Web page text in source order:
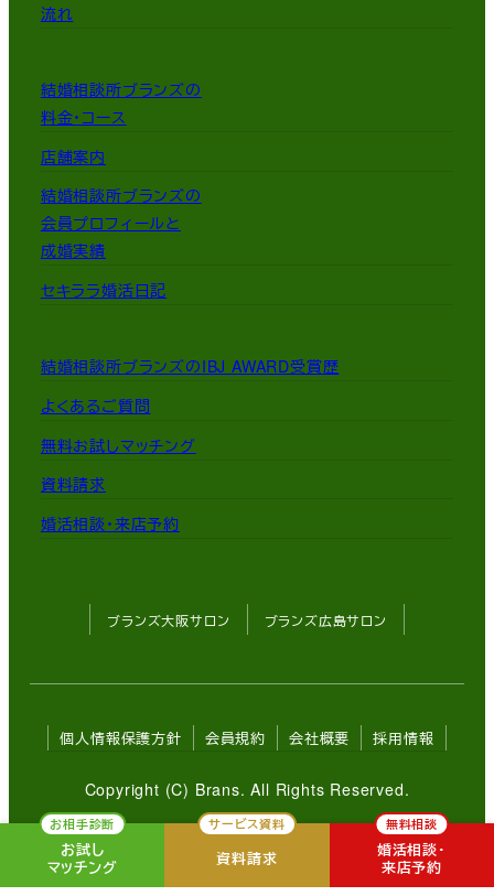
流れ
結婚相談所ブランズの
料金・コース
店舗案内
結婚相談所ブランズの
会員プロフィールと
成婚実績
セキララ婚活日記
結婚相談所ブランズのIBJ AWARD受賞歴
よくあるご質問
無料お試しマッチング
資料請求
婚活相談・来店予約
ブランズ大阪サロン ブランズ広島サロン
Copyright (C) Brans. All Rights Reserved.
個人情報保護方針 会員規約 会社概要 採用情報
お相手診断
お試し
マッチング
サービス資料
資料請求
無料相談
婚活相談・
来店予約